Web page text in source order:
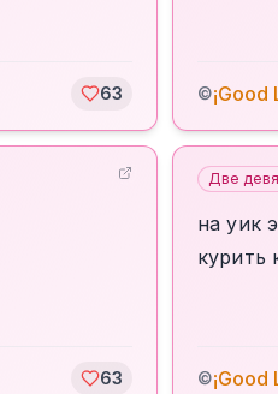
63 ©¡Good
63
Две
на уик
курить
©¡Good